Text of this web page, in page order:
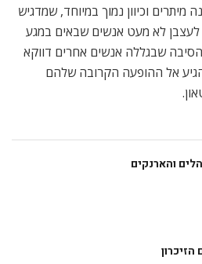
וכיוון נמוך במיוחד, שמדגיש
לעצבן לא מעט אנשים שבאים במגע
שבגללה אנשים אחרים דווקא
אל ההופעה הקרובה שלהם
והארנקים
הזיכרון